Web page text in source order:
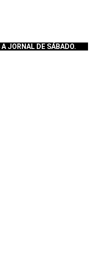
JORNAL DE SÁBADO.